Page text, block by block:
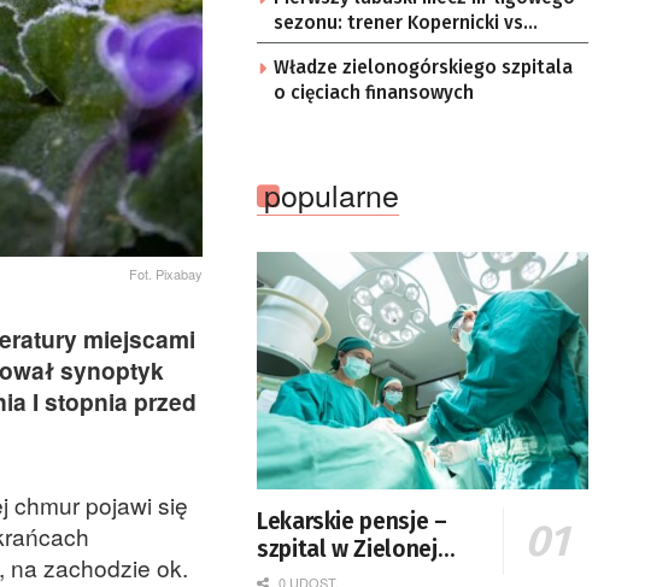
Fot. Pixabay
miejscami
synoptyk
I stopnia przed
chmur pojawi się
na zachodzie ok.
sezonu: trener Kopernicki vs
starzy znajomi
Władze zielonogórskiego szpitala
o cięciach finansowych
popularne
Lekarskie pensje –
szpital w Zielonej
Górze podaje dane
0 UDOST.